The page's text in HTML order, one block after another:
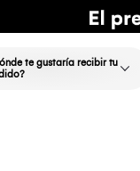
te gustaría recibir tu